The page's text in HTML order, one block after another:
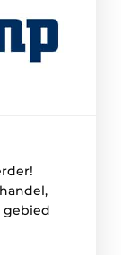
gebied